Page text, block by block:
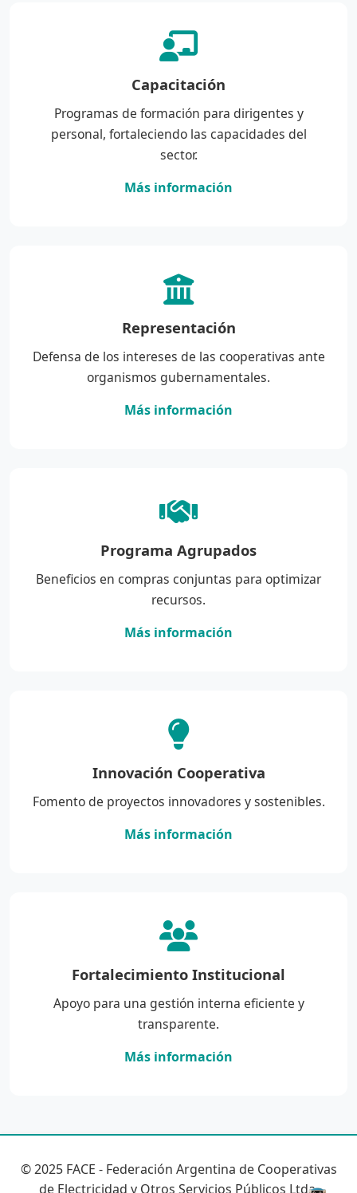
Capacitación
Programas de formación para dirigentes y
personal, fortaleciendo las capacidades del
sector.
Más información
Representación
Defensa de los intereses de las cooperativas ante
organismos gubernamentales.
Más información
Programa Agrupados
Beneficios en compras conjuntas para optimizar
recursos.
Más información
Innovación Cooperativa
Fomento de proyectos innovadores y sostenibles.
Más información
Fortalecimiento Institucional
Apoyo para una gestión interna eficiente y
transparente.
Más información
© 2025 FACE - Federación Argentina de Cooperativas
de Electricidad y Otros Servicios Públicos Ltda.